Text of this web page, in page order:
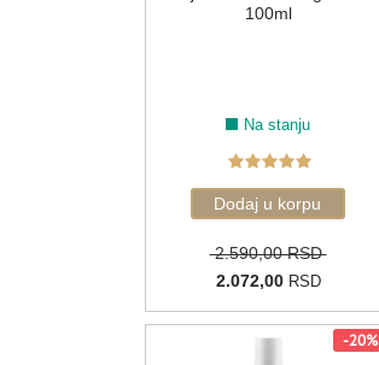
100ml
Na stanju
2.590,00 RSD
2.072,00RSD
-20%